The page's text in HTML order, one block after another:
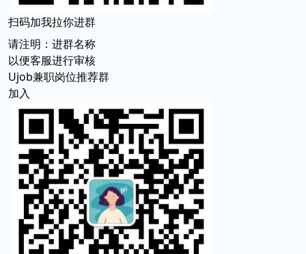
扫码加我拉你进群
请注明：进群名称
以便客服进行审核
Ujob兼职岗位推荐群
加入